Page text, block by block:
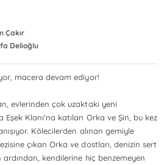
Çakır
Delioğlu
macera devam ediyor!
evlerinden çok uzaktaki yeni
Klanı'na katılan Orka ve Şin, bu kez
Kölecilerden alınan gemiyle
çıkan Orka ve dostları, denizin sert
ardından, kendilerine hiç benzemeyen